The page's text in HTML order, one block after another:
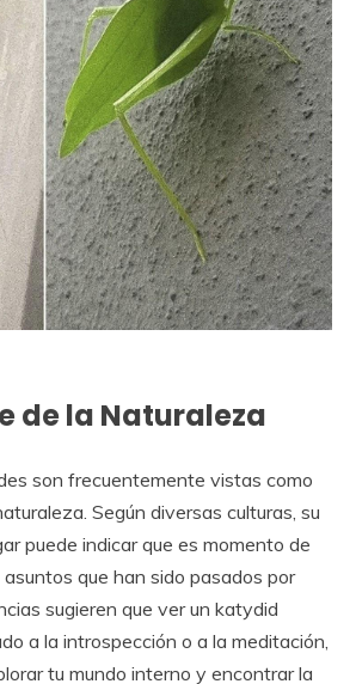
de la Naturaleza
son frecuentemente vistas como
Según diversas culturas, su
puede indicar que es momento de
que han sido pasados por
sugieren que ver un katydid
a la introspección o a la meditación,
tu mundo interno y encontrar la